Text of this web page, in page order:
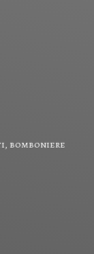
bomboniere